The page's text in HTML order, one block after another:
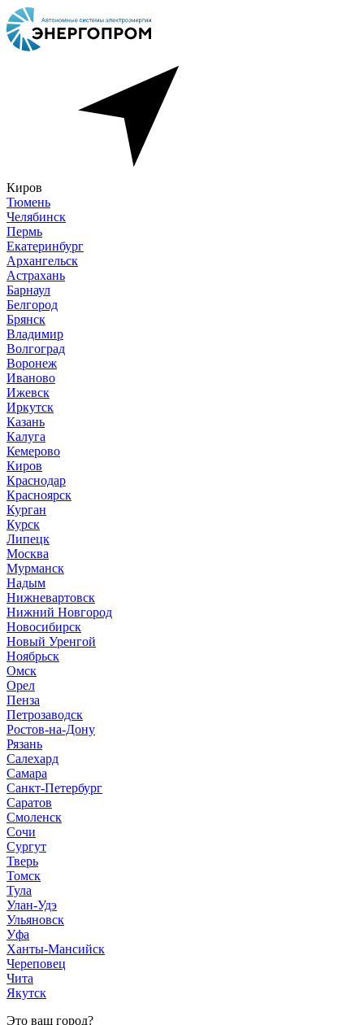
Киров
Тюмень
Челябинск
Пермь
Екатеринбург
Архангельск
Астрахань
Барнаул
Белгород
Брянск
Владимир
Волгоград
Воронеж
Иваново
Ижевск
Иркутск
Казань
Калуга
Кемерово
Киров
Краснодар
Красноярск
Курган
Курск
Липецк
Москва
Мурманск
Надым
Нижневартовск
Нижний Новгород
Новосибирск
Новый Уренгой
Ноябрьск
Омск
Орел
Пенза
Петрозаводск
Ростов-на-Дону
Рязань
Салехард
Самара
Санкт-Петербург
Саратов
Смоленск
Сочи
Сургут
Тверь
Томск
Тула
Улан-Удэ
Ульяновск
Уфа
Ханты-Мансийск
Череповец
Чита
Якутск
Это ваш город?